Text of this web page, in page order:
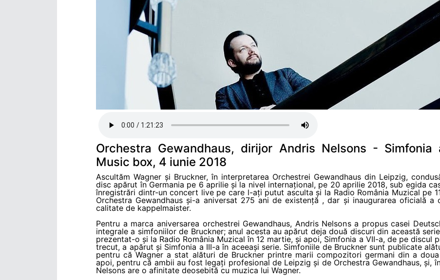
Orchestra Gewandhaus, dirijor Andris Nelsons -
Music box, 4 iunie 2018
Ascultăm Wagner și Bruckner, în interpretarea Orchestrei Gewandhaus din Leipzig,
disc apărut în Germania pe 6 aprilie și la nivel internațional, pe 20 aprilie 2018, sub egida
înregistrări dintr-un concert live pe care l-ați putut asculta și la Radio România Muzical pe
Orchestra Gewandhaus și-a aniversat 275 ani de existență , dar și inaugurarea oficială a
calitate de kappelmaister.
Pentru a marca aniversarea orchestrei Gewandhaus, Andris Nelsons a propus casei
integrale a simfoniilor de Bruckner; anul acesta au apărut deja două discuri din această
prezentat-o și la Radio România Muzical în 12 martie, și apoi, Simfonia a VII-a, de pe discul
trecut, a apărut și Simfonia a III-a în aceeași serie. Simfoniile de Bruckner sunt publicate
pentru că Wagner a stat alături de Bruckner printre marii compozitori germani din a
apoi, pentru că ambii au fost legați profesional de Leipzig și de Orchestra Gewandhaus, și,
Nelsons are o afinitate deosebită cu muzica lui Wagner.